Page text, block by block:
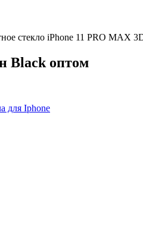
стекло iPhone 11 PRO MAX
Black оптом
для Iphone